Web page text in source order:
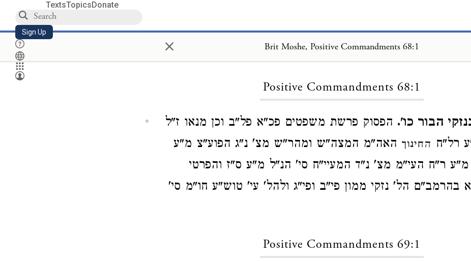
TextsTopicsDonate
Sign Up × Brit Moshe, Positive Commandments 68:1
Positive Commandments 68:1
הבור כו'. הפסוק פרשת משפטים פכ"א פל"ב וכן מנאו ז"ל
רל"ח החינוך האה"מ המצה"ש ומהר"ש מצ' נ"ג הפוע"צ מ"ע
ר"ח העי"מ מצ' נ"ד המעיי"ח סי' הנ"ל מ"ע ס"ז והפרטי
בהרמב"ם הל' נזקי ממון פי"ב ופי"ג ולהל' עי' טוש"ע חו"מ סי'
Positive Commandments 69:1